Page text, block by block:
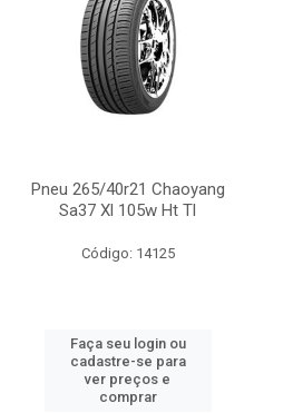
Pneu 265/40r21 Chaoyang
Sa37 Xl 105w Ht Tl
Código: 14125
Faça seu login ou
cadastre-se para
ver preços e
comprar